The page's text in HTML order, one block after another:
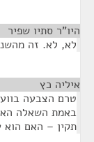
היו"ר סתיו שפיר
לא, לא. זה
איליה כץ
טרם הצבעה
באמת השאלה
תקין – האם